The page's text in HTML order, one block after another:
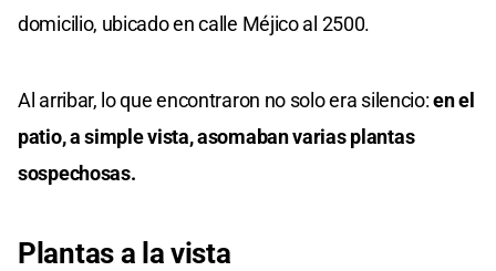
domicilio, ubicado en calle Méjico al 2500.
Al arribar, lo que encontraron no solo era silencio:en el
patio, a simple vista, asomaban varias plantas
sospechosas.
Plantas a la vista